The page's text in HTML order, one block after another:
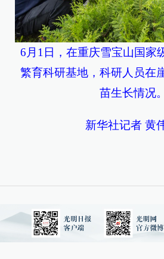
6月1日，在重庆雪宝山国家
繁育科研基地，科研人员在
苗生长情况。
新华社记者 黄